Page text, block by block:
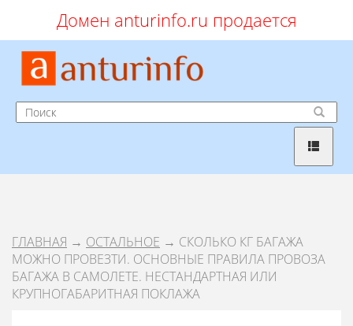
Домен anturinfo.ru продается
ГЛАВНАЯ → ОСТАЛЬНОЕ → СКОЛЬКО КГ БАГАЖА
МОЖНО ПРОВЕЗТИ. ОСНОВНЫЕ ПРАВИЛА ПРОВОЗА
БАГАЖА В САМОЛЕТЕ. НЕСТАНДАРТНАЯ ИЛИ
КРУПНОГАБАРИТНАЯ ПОКЛАЖА